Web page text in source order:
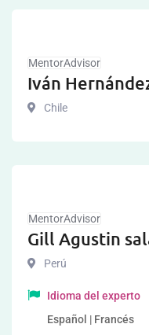
MentorAdvisor
Iván
Chile
MentorAdvisor
Gill Agustin
Perú
Idioma del experto
Español | Francés